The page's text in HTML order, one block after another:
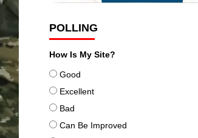
POLLING
How Is My Site?
Good
Excellent
Bad
Can Be Improved